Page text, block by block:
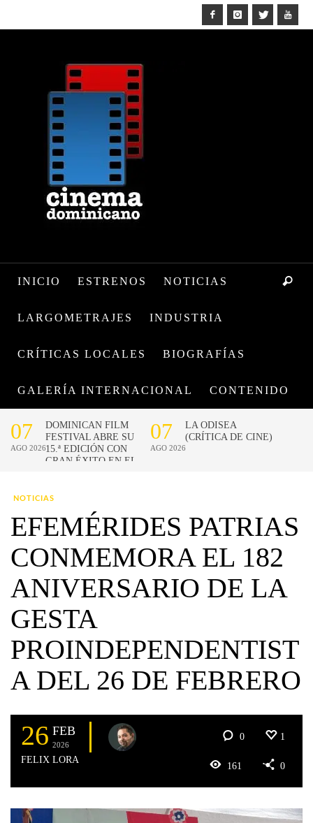
INICIO ESTRENOS NOTICIAS
LARGOMETRAJES INDUSTRIA
CRÍTICAS LOCALES BIOGRAFÍAS
GALERÍA INTERNACIONAL CONTENIDO
NOTICIAS
EFEMÉRIDES PATRIAS
CONMEMORA EL 182
ANIVERSARIO DE LA
GESTA
PROINDEPENDENTIST
A DEL 26 DE FEBRERO
26 FEB
2026
FELIX LORA
0 1
161 0